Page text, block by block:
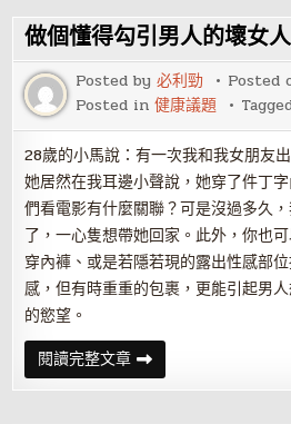
的
女
人
讓
她
更
享
類
高
潮
做個懂得勾引男人的壞女人
Posted by必利勁 Posted
Posted in健康議題
28歲的小馬說：有一次我和我女朋友
她居然在我耳邊小聲說，她穿了件丁
們看電影有什麼關聯？可是沒過多久
了，一心隻想帶她回家。此外，你也
穿內褲、或是若隱若現的露出性感部
感，但有時重重的包裹，更能引起男
的慾望。
閱讀完整文章做
個
懂